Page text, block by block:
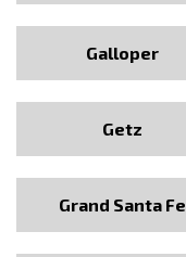
Galloper
Getz
Grand Santa Fe